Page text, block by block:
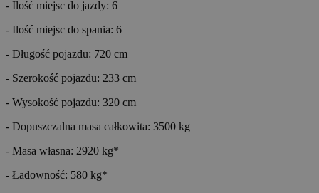
- Ilość miejsc do jazdy: 6
- Ilość miejsc do spania: 6
- Długość pojazdu: 720 cm
- Szerokość pojazdu: 233 cm
- Wysokość pojazdu: 320 cm
- Dopuszczalna masa całkowita: 3500 kg
- Masa własna: 2920 kg*
- Ładowność: 580 kg*